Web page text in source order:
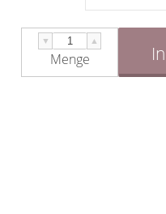
▼ ▲
Menge